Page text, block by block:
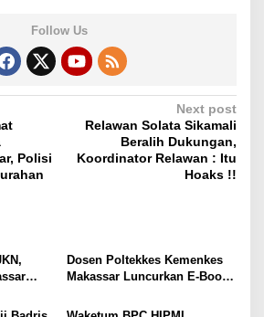
Follow Us
Polisi
Next post
Relawan Solata Sikamali
Beralih Dukungan,
Koordinator Relawan : Itu
Hoaks !!
Dosen Poltekkes Kemenkes
Makassar Luncurkan E-Book
Mahasiswa Mengelola Stres